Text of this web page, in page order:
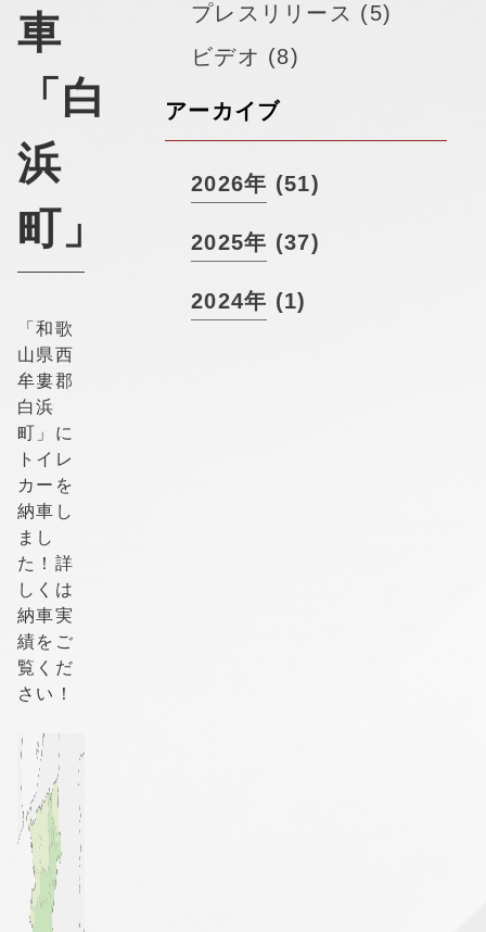
採用情報
車
「白
浜
町」
「和歌
山県西
牟婁郡
白浜
町」に
トイレ
カーを
納車し
まし
た！詳
しくは
納車実
績をご
覧くだ
さい！
プレスリリース (5)
ビデオ (8)
アーカイブ
2026年 (51)
2025年 (37)
2024年 (1)